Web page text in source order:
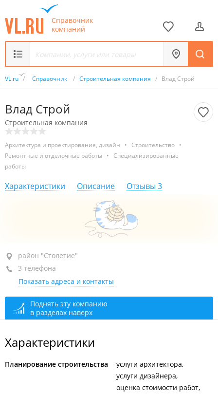
Справочник
компаний
VL.ru / Справочник / Строительная компания / Влад Строй
Влад Строй
Строительная компания
Архитектура и проектирование, дизайн • Строительство •
Ремонтные и отделочные работы
•
Специализированные
работы
Характеристики Описание Отзывы 3
район "Столетие", пр-т 100-летия Владивостока, 53
+7 902 483-49-38
+7 (423) 269-49-38
+7 (423) 268-57-66
сегодня закрыто
район "Столетие"
3 телефона
Показать адреса и контакты
Поднять эту компанию
в разделах наверх
Характеристики
Планирование строительства
услуги архитектора
услуги дизайнера
оценка стоимости работ